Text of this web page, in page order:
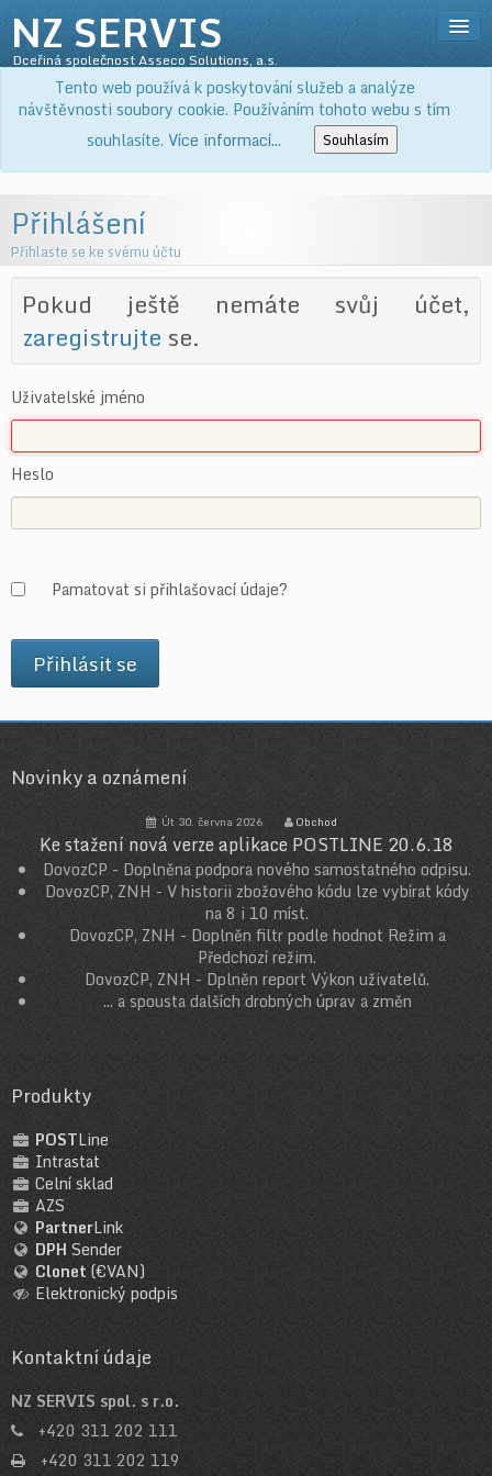
NZ SERVIS
Dceřiná společnost Asseco Solutions, a.s.
Přihlásit
SLUŽBY
KOŠÍK
Tento web používá k poskytování služeb a analýze
návštěvnosti soubory cookie. Používáním tohoto webu s tím
souhlasíte. Více informací... Souhlasím
Přihlášení
Přihlaste se ke svému účtu
Pokud ještě nemáte svůj účet,
zaregistrujte se.
Uživatelské jméno
Heslo
Pamatovat si přihlašovací údaje?
Novinky a oznámení
Út 30. června 2026 Obchod
Ke stažení nová verze aplikace POSTLINE 20.6.18
DovozCP - Doplněna podpora nového samostatného odpisu.
DovozCP, ZNH - V historii zbožového kódu lze vybírat kódy
na 8 i 10 míst.
DovozCP, ZNH - Doplněn filtr podle hodnot Režim a
Předchozí režim.
DovozCP, ZNH - Dplněn report Výkon uživatelů.
... a spousta dalších drobných úprav a změn
Produkty
POSTLine
Intrastat
Celní sklad
AZS
PartnerLink
DPH Sender
Clonet (€VAN)
Elektronický podpis
Kontaktní údaje
NZ SERVIS spol. s r.o.
+420 311 202 111
+420 311 202 119